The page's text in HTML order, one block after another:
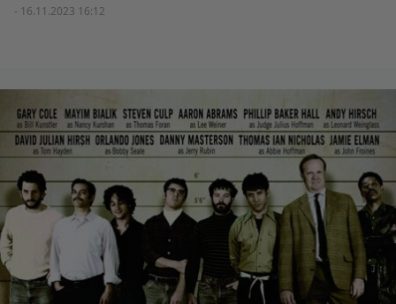
- 16.11.2023 16:12